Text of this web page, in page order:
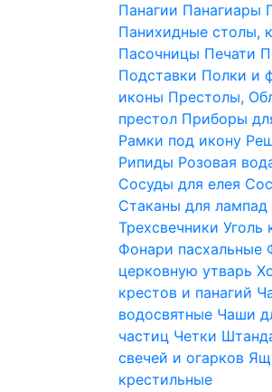
Панагии Панагиары
Панихидные столы,
Пасочницы Печати
Подставки Полки и
иконы Престолы,
престол Приборы
Рамки под икону
Рипиды Розовая
Сосуды для елея
Стаканы для лампад
Трехсвечники Уголь
Фонари пасхальные
церковную утварь
крестов и панагий
водосвятные Чаши
частиц Четки
свечей и огарков
крестильные